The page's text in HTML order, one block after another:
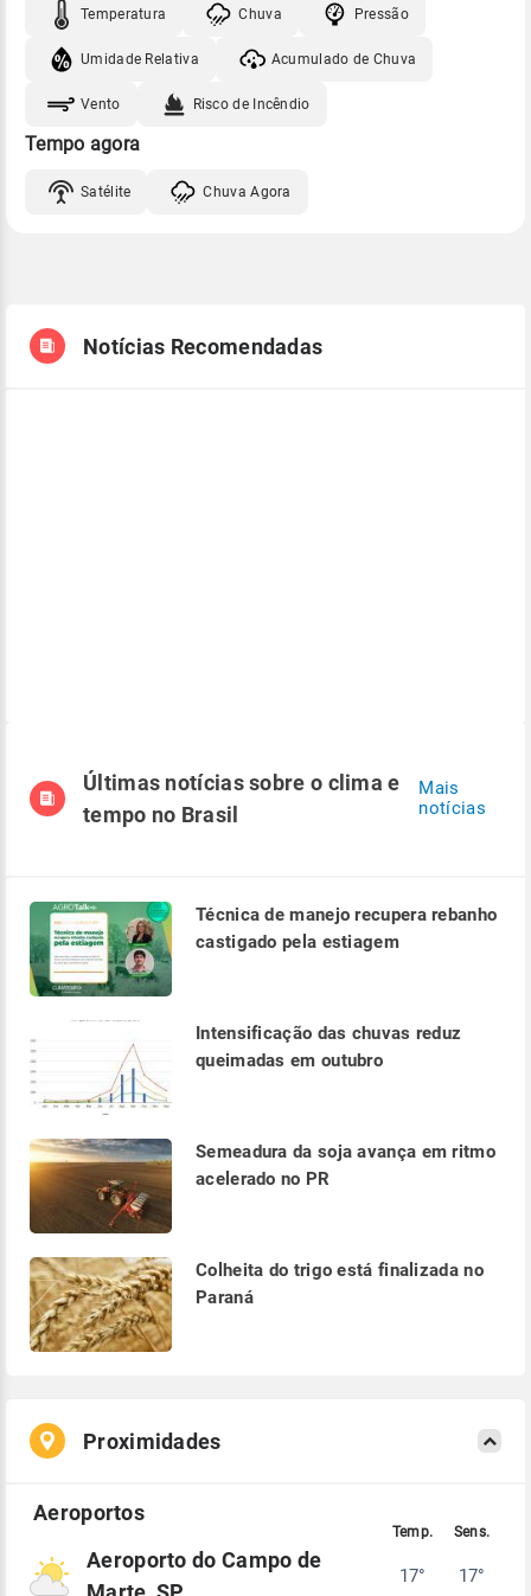
Temperatura Chuva Pressão
Umidade Relativa Acumulado de Chuva
Vento Risco de Incêndio
Tempo agora
Satélite Chuva Agora
Notícias Recomendadas
Últimas notícias sobre o clima e
tempo no Brasil
Mais
notícias
Técnica de manejo recupera rebanho
castigado pela estiagem
Intensificação das chuvas reduz
queimadas em outubro
Semeadura da soja avança em ritmo
acelerado no PR
Colheita do trigo está finalizada no
Paraná
Proximidades
Aeroporto do Campo de
17° 17°